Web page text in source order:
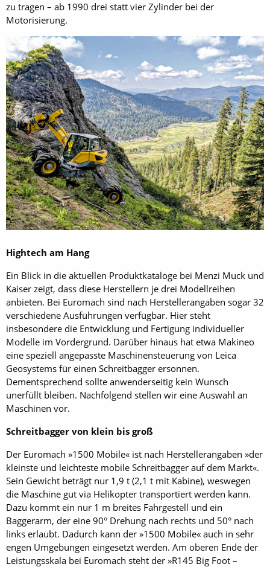
zu tragen – ab 1990 drei statt vier Zylinder bei der
Motorisierung.
Hightech am Hang
Ein Blick in die aktuellen Produktkataloge bei Menzi Muck und
Kaiser zeigt, dass diese Herstellern je drei Modellreihen
anbieten. Bei Euromach sind nach Herstellerangaben sogar 32
verschiedene Ausführungen verfügbar. Hier steht
insbesondere die Entwicklung und Fertigung individueller
Modelle im Vordergrund. Darüber hinaus hat etwa Makineo
eine speziell angepasste Maschinensteuerung von Leica
Geosystems für einen Schreitbagger ersonnen.
Dementsprechend sollte anwenderseitig kein Wunsch
unerfüllt bleiben. Nachfolgend stellen wir eine Auswahl an
Maschinen vor.
Schreitbagger von klein bis groß
Der Euromach »1500 Mobile« ist nach Herstellerangaben »der
kleinste und leichteste mobile ­Schreitbagger auf dem Markt«.
Sein Gewicht beträgt nur 1,9 t (2,1 t mit Kabine), weswegen
die Maschine gut via Helikopter transportiert werden kann.
Dazu kommt ein nur 1 m breites Fahrgestell und ein
Baggerarm, der eine 90° Drehung nach rechts und 50° nach
links erlaubt. Dadurch kann der »1500 Mobile« auch in sehr
engen Umgebungen eingesetzt werden. Am oberen Ende der
Leistungsskala bei Euromach steht der »R145 Big Foot –